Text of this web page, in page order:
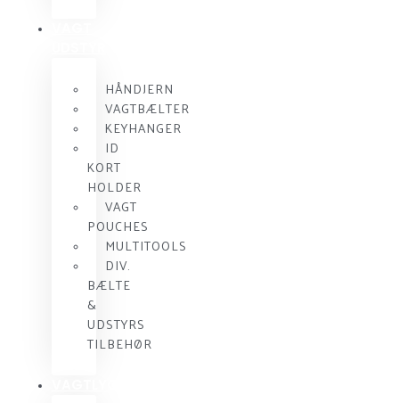
HÅNDJERN
VAGTBÆLTER
KEYHANGER
ID
KORT
HOLDER
VAGT
POUCHES
MULTITOOLS
DIV.
BÆLTE
&
UDSTYRS
TILBEHØR